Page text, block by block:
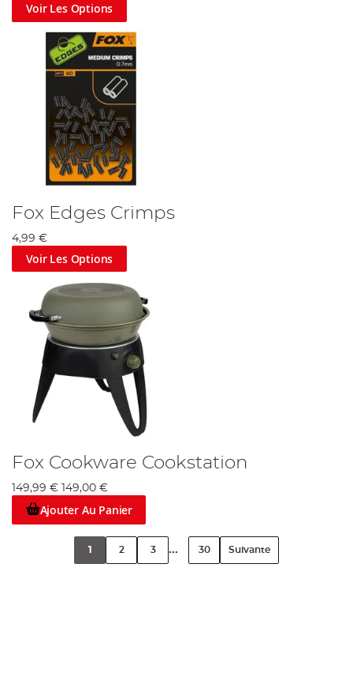
Voir Les Options
Fox Edges Crimps
4,99 €
Voir Les Options
Fox Cookware Cookstation
149,99 € 149,00 €
Ajouter Au Panier
1 2 3 ... 30 Suivante